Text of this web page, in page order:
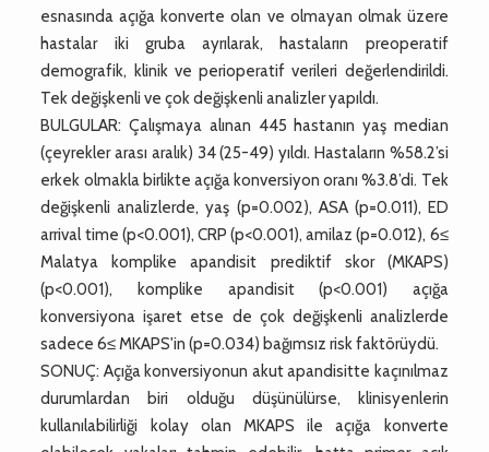
esnasında açığa konverte olan ve olmayan olmak üzere
hastalar iki gruba ayrılarak, hastaların preoperatif
demografik, klinik ve perioperatif verileri değerlendirildi.
Tek değişkenli ve çok değişkenli analizler yapıldı.
BULGULAR: Çalışmaya alınan 445 hastanın yaş median
(çeyrekler arası aralık) 34 (25-49) yıldı. Hastaların %58.2’si
erkek olmakla birlikte açığa konversiyon oranı %3.8’di. Tek
değişkenli analizlerde, yaş (p=0.002), ASA (p=0.011), ED
arrival time (p<0.001), CRP (p<0.001), amilaz (p=0.012), 6≤
Malatya komplike apandisit prediktif skor (MKAPS)
(p<0.001), komplike apandisit (p<0.001) açığa
konversiyona işaret etse de çok değişkenli analizlerde
sadece 6≤ MKAPS'in (p=0.034) bağımsız risk faktörüydü.
SONUÇ: Açığa konversiyonun akut apandisitte kaçınılmaz
durumlardan biri olduğu düşünülürse, klinisyenlerin
kullanılabilirliği kolay olan MKAPS ile açığa konverte